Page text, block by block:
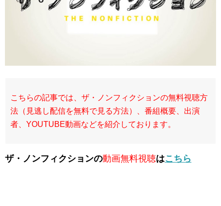
こちらの記事では、ザ・ノンフィクションの無料視聴方
法（見逃し配信を無料で見る方法）、番組概要、出演
者、YOUTUBE動画などを紹介しております。
ザ・ノンフィクションの動画無料視聴はこちら